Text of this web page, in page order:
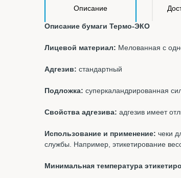
Описание
Описание бумаги Термо-ЭКО
Лицевой материал: Мелованная с
Адгезив: стандартный
Подложка: суперкаландрированная
Свойства адгезива: адгезив имеет
Использование и применение: чеки
службы. Например, этикетирование
Минимальная температура